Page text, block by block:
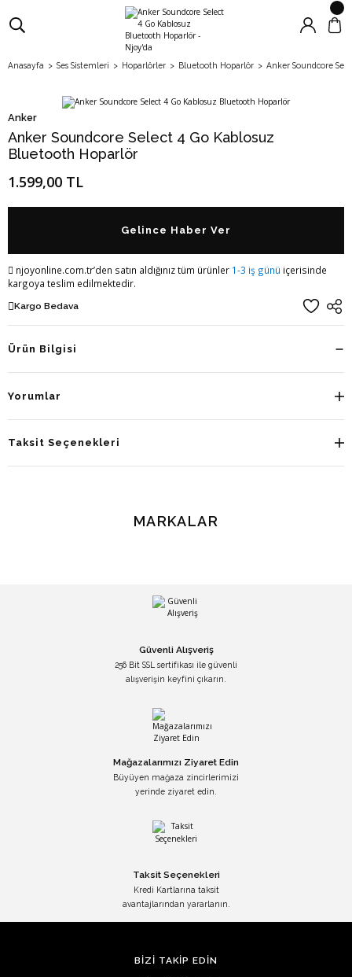
Anasayfa Ses Sistemleri Hoparlörler Bluetooth Hoparlör Anker Soundcore
Anker
Anker Soundcore Select 4 Go Kablosuz
Bluetooth Hoparlör
1.599,00 TL
Gelince Haber Ver
njoyonline.com.tr’den satın aldığınız tüm ürünler 1-3 iş günü içerisinde
kargoya teslim edilmektedir.
Kargo Bedava
Ürün Bilgisi
Yorumlar
Taksit Seçenekleri
MARKALAR
Güvenli Alışveriş
256 Bit SSL sertifikası ile güvenli
alışverişin keyfini çıkarın.
Mağazalarımızı Ziyaret Edin
Büyüyen mağaza zincirlerimizi
yerinde ziyaret edin.
Taksit Seçenekleri
Kredi Kartlarına taksit
avantajlarından yararlanın.
BİZİ TAKİP EDİN